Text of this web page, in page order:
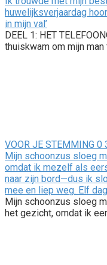
huwelijksverjaardag
in mijn val’
DEEL 1: HET
thuiskwam om mijn man
VOOR JE STEMMING 0
Mijn schoonzus sloeg
omdat ik mezelf als
naar zijn bord—dus ik
mee en liep weg. Elf
Mijn schoonzus sloeg
het gezicht, omdat ik